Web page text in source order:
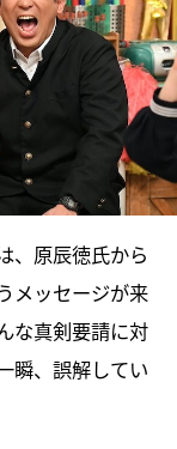
、原辰徳氏から
メッセージが来
な真剣要請に対
瞬、誤解してい